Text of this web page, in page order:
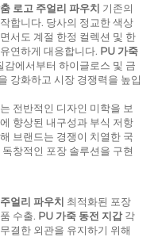
로고 주얼리 파우치 기존의
합니다. 당사의 정교한 색상
서도 계절 한정 컬렉션 및 한
연하게 대응합니다. PU 가죽
감에서부터 하이글로스 및 금
강화하고 시장 경쟁력을 높입
전반적인 디자인 미학을 보
향상된 내구성과 부식 저항
브랜드는 경쟁이 치열한 국
창적인 포장 솔루션을 구현
얼리 파우치 최적화된 포장
수출. PU 가죽 동전 지갑각
결한 외관을 유지하기 위해